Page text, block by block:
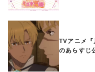
TVアニメ
のあらすじ